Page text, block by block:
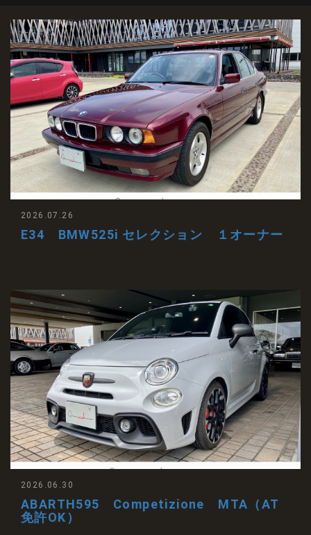
E34 BMW525i セレクション １オーナー
2026.07.26
ABARTH595 Competizione MTA（AT
免許OK）
2026.06.30